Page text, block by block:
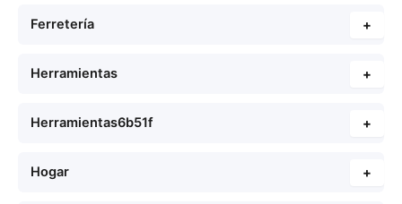
Ferretería +
Herramientas +
Herramientas6b51f +
Hogar +